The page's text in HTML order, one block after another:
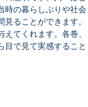
時の暮らしぶりや社会
ることができます。
てくれます。各巻、
目で見て実感すること